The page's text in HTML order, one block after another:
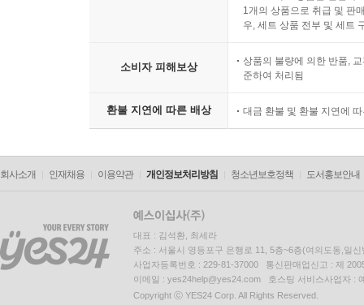
1개의 상품으로 취급 및 판
우, 세트 상품 전부 및 세트
소비자 피해보상
상품의 불량에 의한 반품,
준하여 처리됨
환불 지연에 따른 배상 대금 환불 및 환불 지연에
회사소개 인재채용 이용약관 개인정보처리방침 청소년보호정책 도서홍보안내
대표 : 김석환, 최세라
주소 : 서울시 영등포구 은행로 11, 5층~6층(여의도동,일신
사업자등록번호 : 229-81-37000 통신판매업신고 : 제
이메일 : yes24help@yes24.com 호스팅 서비스사업자 :
Copyright ⓒ YES24 Corp. All Rights Reserved.